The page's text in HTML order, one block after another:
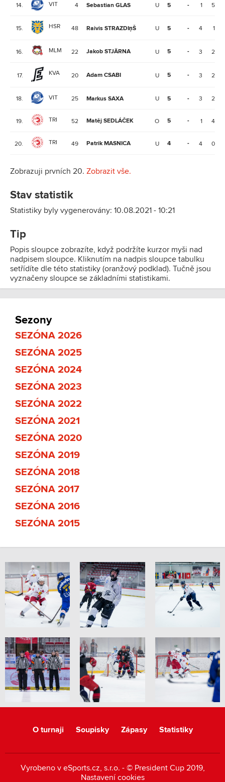
14. VIT 4 Sebastian GLAS U 5 - 1 5
15. HSR 48 Raivis STRAZDIņŠ U 5 - 4 1
16. MLM 22 Jakob STJÄRNA U 5 - 3 2
17. KVA 20 Adam CSABI U 5 - 3 2
18. VIT 25 Markus SAXA U 5 - 3 2
19. TRI 52 Matěj SEDLÁČEK O 5 - 1 4
20. TRI 49 Patrik MASNICA U 4 - 4 0
Zobrazuji prvních 20. Zobrazit vše.
Stav statistik
Statistiky byly vygenerovány: 10.08.2021 - 10:21
Tip
Popis sloupce zobrazíte, když podržíte kurzor myši nad
nadpisem sloupce. Kliknutím na nadpis sloupce tabulku
setřídíte dle této statistiky (oranžový podklad). Tučně jsou
vyznačeny sloupce se základními statistikami.
Sezony
SEZÓNA 2026
SEZÓNA 2025
SEZÓNA 2024
SEZÓNA 2023
SEZÓNA 2022
SEZÓNA 2021
SEZÓNA 2020
SEZÓNA 2019
SEZÓNA 2018
SEZÓNA 2017
SEZÓNA 2016
SEZÓNA 2015
O turnaji Soupisky Zápasy Statistiky
Vyrobeno v eSports.cz, s.r.o. - © President Cup 2019,
Nastavení cookies